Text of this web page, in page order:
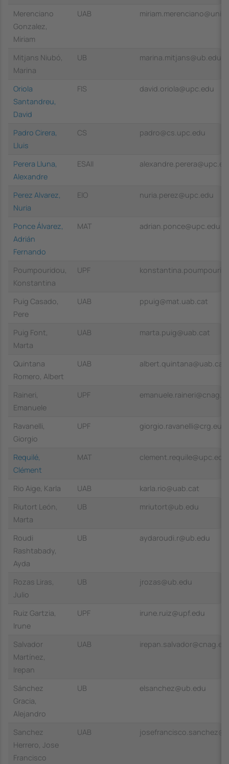
Merenciano
Gonzalez,
Miriam
UAB
Mitjans Niubó,
Marina
UB marina.mitjans@ub.edu
Oriola
Santandreu,
David
FIS david.oriola@upc.edu
Padro Cirera,
Lluis
CS padro@cs.upc.edu
Perera Lluna,
Alexandre
ESAII
Perez Alvarez,
Nuria
EIO nuria.perez@upc.edu
Ponce Álvarez,
Adrián
Fernando
MAT adrian.ponce@upc.edu
Poumpouridou,
Konstantina
UPF
Puig Casado,
Pere
UAB ppuig@mat.uab.cat
Puig Font,
Marta
UAB marta.puig@uab.cat
Quintana
Romero, Albert
UAB albert.quintana@uab.cat
Raineri,
Emanuele
UPF
Ravanelli,
Giorgio
UPF giorgio.ravanelli@crg.eu
Requilé,
Clément
MAT clement.requile@upc.edu
Rio Aige, Karla UAB
karla.rio@uab.cat
Riutort León,
Marta
UB mriutort@ub.edu
Roudi
Rashtabady,
Ayda
UB aydaroudi.r@ub.edu
Rozas Liras,
Julio
UB jrozas@ub.edu
Ruiz Gartzia,
Irune
UPF irune.ruiz@upf.edu
Salvador
Martínez,
Irepan
UAB irepan.salvador@cnag.eu
Sánchez
Gracia,
Alejandro
UB elsanchez@ub.edu
Sanchez
Herrero, Jose
Francisco
UAB